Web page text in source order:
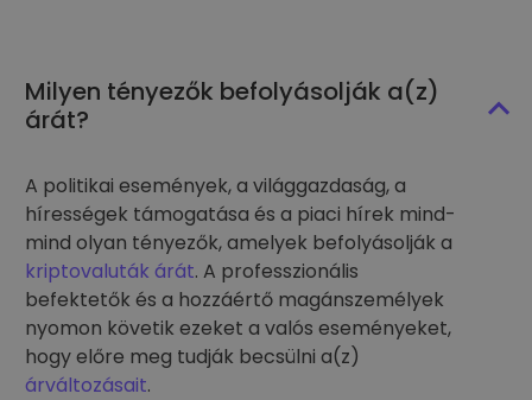
Milyen tényezők befolyásolják a(z)
árát?
A politikai események, a világgazdaság, a
hírességek támogatása és a piaci hírek mind-
mind olyan tényezők, amelyek befolyásolják a
kriptovaluták árát. A professzionális
befektetők és a hozzáértő magánszemélyek
nyomon követik ezeket a valós eseményeket,
hogy előre meg tudják becsülni a(z)
árváltozásait.